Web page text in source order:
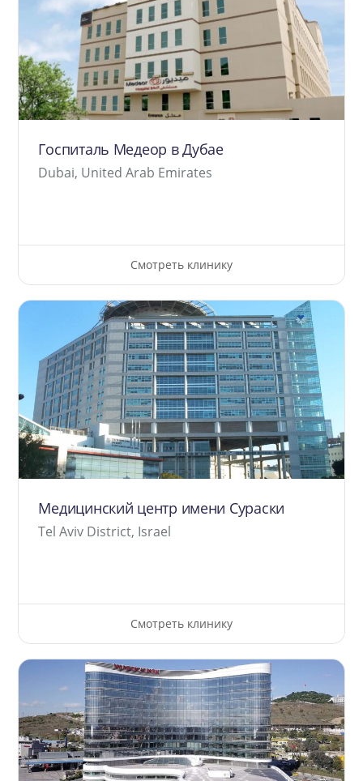
Госпиталь Медеор в Дубае
Dubai, United Arab Emirates
Смотреть клинику
Медицинский центр имени Сураски
Tel Aviv District, Israel
Смотреть клинику